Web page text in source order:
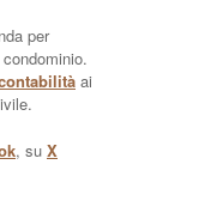
per
ai
, su X